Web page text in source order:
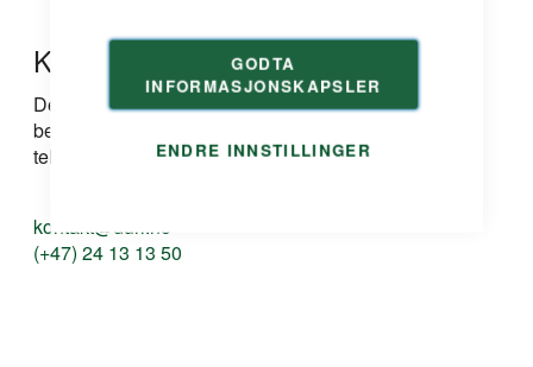
GODTA
INFORMASJONSKAPSLER
ENDRE INNSTILLINGER
Kontakt oss
Dersom du har spørsmål om produkt, løsning eller
bestilling kan du ta kontakt med oss på e-post eller
telefon:
kontakt@duri.no
(+47) 24 13 13 50